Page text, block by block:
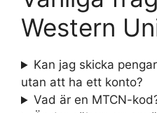
Western
Kan jag skicka
utan att ha ett konto?
Vad är en MTCN-